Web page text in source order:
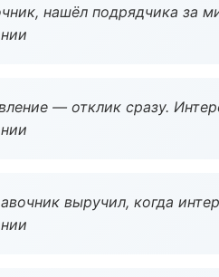
нашёл подрядчика за
— отклик сразу.
выручил, когда